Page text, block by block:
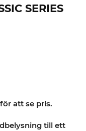
SERIES
att se pris.
till ett